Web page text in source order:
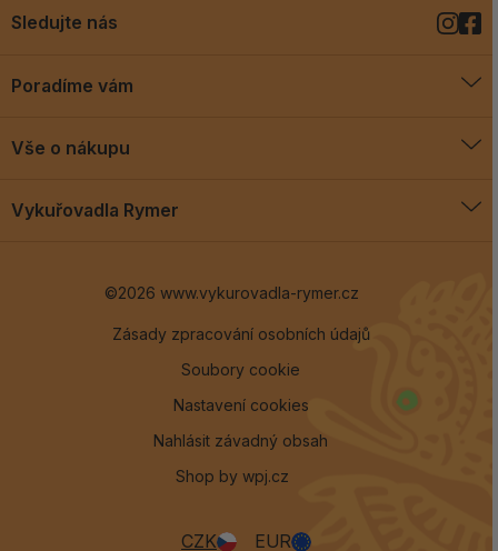
Poradíme vám
Blog
Vše o nákupu
Vykuřovadla Rymer
Sledujte nás
©2026 www.vykurovadla-rymer.cz
Zásady zpracování osobních údajů
Soubory cookie
Nastavení cookies
Nahlásit závadný obsah
Shop by wpj.cz
CZK EUR